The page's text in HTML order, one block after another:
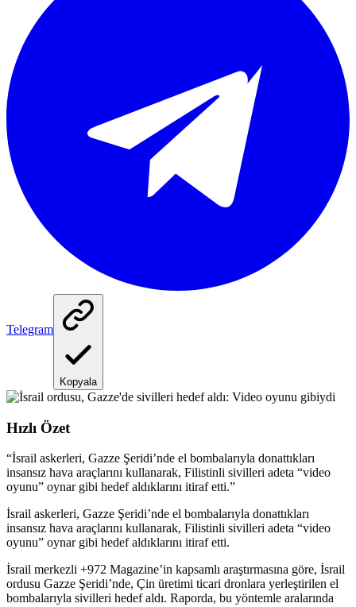
Telegram
Kopyala
Hızlı Özet
“İsrail askerleri, Gazze Şeridi’nde el bombalarıyla donattıkları
insansız hava araçlarını kullanarak, Filistinli sivilleri adeta “video
oyunu” oynar gibi hedef aldıklarını itiraf etti.”
İsrail askerleri, Gazze Şeridi’nde el bombalarıyla donattıkları
insansız hava araçlarını kullanarak, Filistinli sivilleri adeta “video
oyunu” oynar gibi hedef aldıklarını itiraf etti.
İsrail merkezli +972 Magazine’in kapsamlı araştırmasına göre, İsrail
ordusu Gazze Şeridi’nde, Çin üretimi ticari dronlara yerleştirilen el
bombalarıyla sivilleri hedef aldı. Raporda, bu yöntemle aralarında